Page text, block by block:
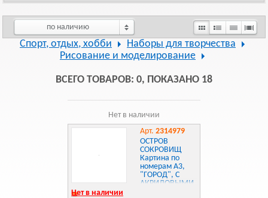
по наличию
Спорт, отдых, хобби
Наборы для творчества
Рисование и моделирование
ВСЕГО ТОВАРОВ: 0, ПОКАЗАНО 18
Нет в наличии
Арт. 2314979
ОСТРОВ
СОКРОВИЩ
Картина по
номерам А3,
"ГОРОД", С
АКРИЛОВЫМИ
Нет в наличии